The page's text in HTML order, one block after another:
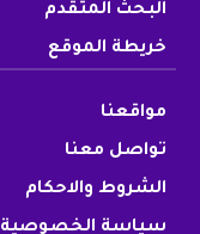
البحث المتقدم
خريطة الموقع
مواقعنا
تواصل معنا
الشروط والاحكام
سياسة الخصوصية